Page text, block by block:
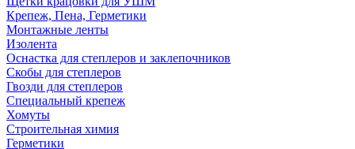
Крепеж, Пена, Герметики
Монтажные ленты
Изолента
Оснастка для степлеров и заклепочников
Скобы для степлеров
Гвозди для степлеров
Специальный крепеж
Хомуты
Строительная химия
Герметики